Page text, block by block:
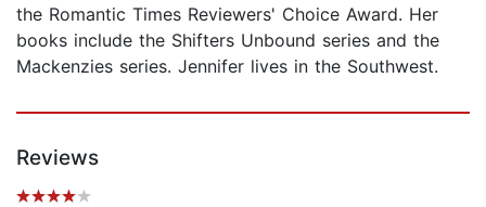
the Romantic Times Reviewers' Choice Award. Her
books include the Shifters Unbound series and the
Mackenzies series. Jennifer lives in the Southwest.
Reviews